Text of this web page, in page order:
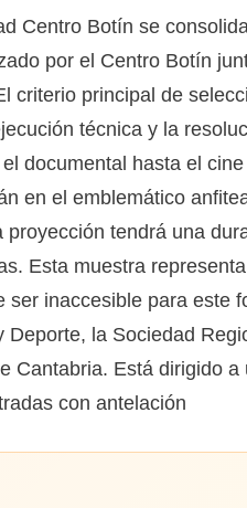
Centro Botín se
por el Centro Botín
criterio principal de
técnica y la
documental hasta el
en el emblemático
tendrá una
Esta muestra
inaccesible para este
la Sociedad
Cantabria. Está dirigido
con antelación